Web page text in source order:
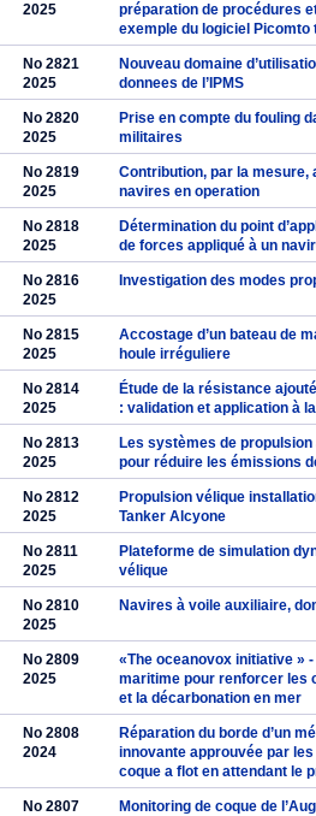
2025
préparation de procédures
exemple du logiciel Picomto
No 2821
2025
Nouveau domaine
donnees de l’IPMS
No 2820
2025
Prise en compte du fouling
militaires
No 2819
2025
Contribution, par la mesure,
navires en operation
No 2818
2025
Détermination du point
de forces appliqué à un
No 2816
2025
Investigation des modes
No 2815
2025
Accostage d’un bateau de
houle irréguliere
No 2814
2025
Étude de la résistance
: validation et application à
No 2813
2025
Les systèmes de
pour réduire les émissions
No 2812
2025
Propulsion vélique
Tanker Alcyone
No 2811
2025
Plateforme de simulation
vélique
No 2810
2025
Navires à voile auxiliaire,
No 2809
2025
«The oceanovox initiative »
maritime pour renforcer les
et la décarbonation en mer
No 2808
2024
Réparation du borde d’un
innovante approuvée par
coque a flot en attendant le
No 2807
Monitoring de coque de